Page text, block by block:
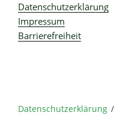
Datenschutzerklärung
Impressum
Barrierefreiheit
Datenschutzerklärung